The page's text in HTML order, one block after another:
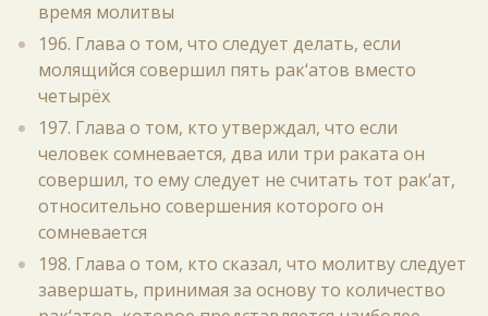
время молитвы
196. Глава о том, что следует делать, если
молящийся совершил пять рак‘атов вместо
четырёх
197. Глава о том, кто утверждал, что если
человек сомневается, два или три раката он
совершил, то ему следует не считать тот рак‘ат,
относительно совершения которого он
сомневается
198. Глава о том, кто сказал, что молитву следует
завершать, принимая за основу то количество